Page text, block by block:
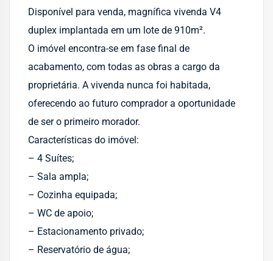
Disponível para venda, magnífica vivenda V4
duplex implantada em um lote de 910m².
O imóvel encontra-se em fase final de
acabamento, com todas as obras a cargo da
proprietária. A vivenda nunca foi habitada,
oferecendo ao futuro comprador a oportunidade
de ser o primeiro morador.
Características do imóvel:
– 4 Suítes;
– Sala ampla;
– Cozinha equipada;
– WC de apoio;
– Estacionamento privado;
– Reservatório de água;